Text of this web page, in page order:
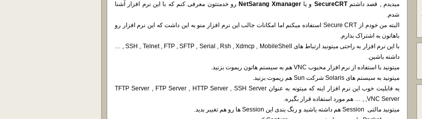
میدیدم , قصد داشتمSecureCRT و یاNetSarang Xmanager رو خدمتتون معرفی کنم که با این نرم افزار آشنا
شدم.
البته من خودم از Secure CRT استفاده میکنم اما امکانات جالب این نرم افزار منو به این داشت که این نرم افزار رو
باهاتون به اشتراک بذارم.
با این نرم افزار به راحتی میتونید ارتباط های SSH , Telnet , FTP , SFTP , Serial , Rsh , Xdmcp , MobileShell , …
داشته باشین.
میتونید با استفاده از نرم افزار محبوب VNC هم به سیستم هاتون ریموت بزنید.
میتونید به سیستم های Solaris شرکت Sun هم ریموت بزنید.
یه فابلیت خوب این نرم افزار اینه که میتونه به عنوان TFTP Server , FTP Server , HTTP Server , SSH Server
,VNC Server , … هم مورد استفاده قرار بگیره.
میتونید مالتی Session هم داشته یاشید و رنگ بندی این Session ها رو هم تغییر بدید.